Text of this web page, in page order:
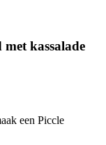
kassalade
een Piccle